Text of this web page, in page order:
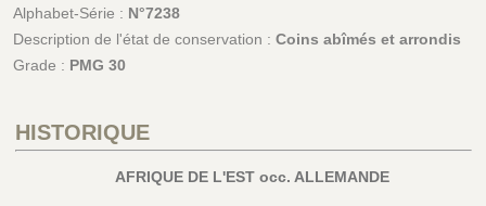
Alphabet-Série : N°7238
Description de l'état de conservation : Coins abîmés et arrondis
Grade : PMG 30
HISTORIQUE
AFRIQUE DE L'EST occ. ALLEMANDE